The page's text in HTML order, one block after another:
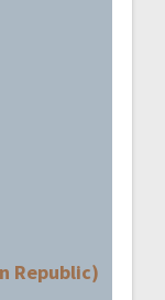
Republic)